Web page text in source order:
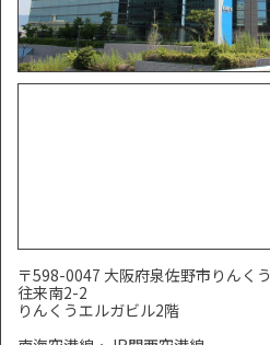
〒598-0047 大阪府泉佐野市りんくう
往来南2-2
りんくうエルガビル2階